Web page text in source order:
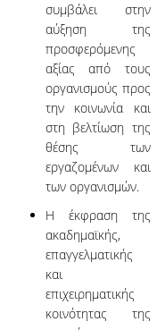
συμβάλει στην
αύξηση της
προσφερόμενης
αξίας από τους
οργανισμούς προς
την κοινωνία και
στη βελτίωση της
θέσης των
εργαζομένων και
των οργανισμών.
Η έκφραση της
ακαδημαϊκής,
επαγγελματικής
και
επιχειρηματικής
κοινότητας της